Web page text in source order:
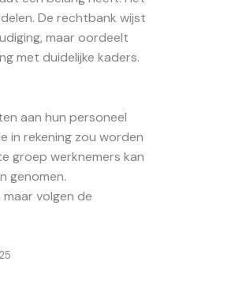
De rechtbank wijst
maar oordeelt
met duidelijke kaders.
aan hun personeel
in rekening zou worden
groep werknemers kan
genomen.
volgen de